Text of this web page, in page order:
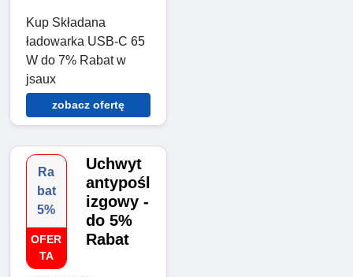
Kup Składana
ładowarka USB-C 65
W do 7% Rabat w
jsaux
zobacz ofertę
Ra
bat
5%
OFER
TA
Uchwyt
antypośl
izgowy -
do 5%
Rabat